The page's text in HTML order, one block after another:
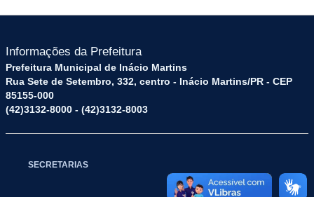
Informações da Prefeitura
Prefeitura Municipal de Inácio Martins
Rua Sete de Setembro, 332, centro - Inácio Martins/PR - CEP
85155-000
(42)3132-8000 - (42)3132-8003
SECRETARIAS